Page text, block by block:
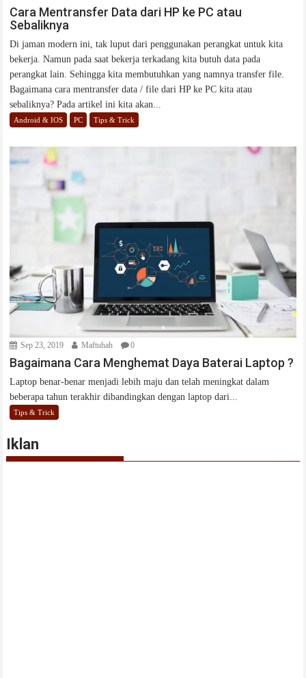
Cara Mentransfer Data dari HP ke PC atau
Sebaliknya
Di jaman modern ini, tak luput dari penggunakan perangkat untuk kita
bekerja. Namun pada saat bekerja terkadang kita butuh data pada
perangkat lain. Sehingga kita membutuhkan yang namnya transfer file.
Bagaimana cara mentransfer data / file dari HP ke PC kita atau
sebaliknya? Pada artikel ini kita akan...
Android & IOS PC Tips & Trick
Sep 23, 2019 Maftuhah 0
Bagaimana Cara Menghemat Daya Baterai Laptop ?
Laptop benar-benar menjadi lebih maju dan telah meningkat dalam
beberapa tahun terakhir dibandingkan dengan laptop dari...
Tips & Trick
Iklan